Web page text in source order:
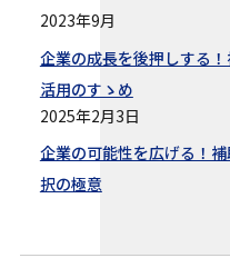
2023年9月
企業の成長を後押しする
活用のすゝめ
2025年2月3日
企業の可能性を広げる！
択の極意